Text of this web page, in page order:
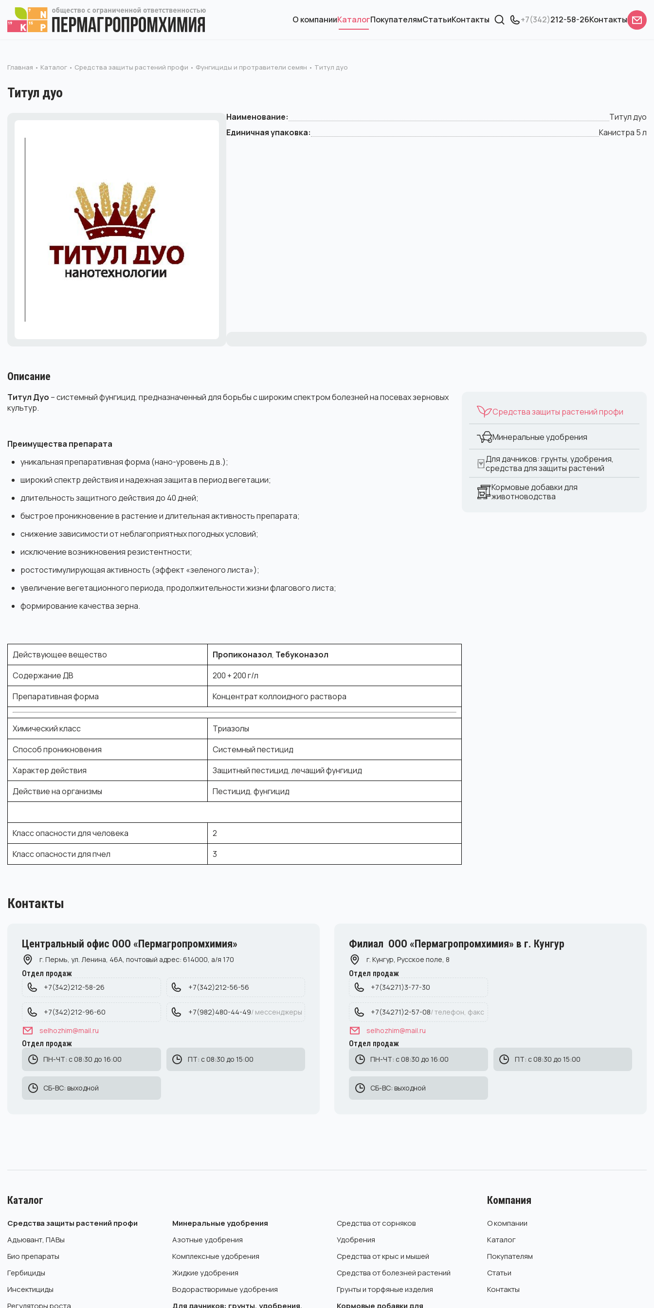
О компанииКаталогПокупателямСтатьиКонтакты +7(342)212-58-26Контакты
Главная Каталог Средства защиты растений профи Фунгициды и протравители семян Титул дуо
Титул дуо
Наименование:
Титул дуо
Единичная упаковка:
Канистра 5 л
Описание
Титул Дуо – системный фунгицид, предназначенный для борьбы с широким спектром болезней на посевах зерновых
культур.
Преимущества препарата
уникальная препаративная форма (нано-уровень д.в.);
широкий спектр действия и надежная защита в период вегетации;
длительность защитного действия до 40 дней;
быстрое проникновение в растение и длительная активность препарата;
снижение зависимости от неблагоприятных погодных условий;
исключение возникновения резистентности;
ростостимулирующая активность (эффект «зеленого листа»);
увеличение вегетационного периода, продолжительности жизни флагового листа;
формирование качества зерна.
Действующее вещество Пропиконазол, Тебуконазол
Содержание ДВ
200 + 200 г/л
Препаративная форма
Концентрат коллоидного раствора
Химический класс
Триазолы
Способ проникновения
Системный пестицид
Характер действия
Защитный пестицид, лечащий фунгицид
Действие на организмы
Пестицид, фунгицид
Класс опасности для человека
2
Класс опасности для пчел
3
Средства защиты растений профи
Минеральные удобрения
Для дачников: грунты, удобрения,
средства для защиты растений
Кормовые добавки для
животноводства
Контакты
Центральный офис ООО «Пермагропромхимия»
г. Пермь, ул. Ленина, 46А, почтовый адрес: 614000, а/я 170
Отдел продаж
+7(342)212-58-26
+7(342)212-56-56
+7(342)212-96-60 +7(982)480-44-49/ мессенджеры
selhozhim@mail.ru
Отдел продаж
ПН-ЧТ: с 08:30 до 16:00
ПТ: с 08:30 до 15:00
СБ-ВС: выходной
Филиал ООО «Пермагропромхимия» в г. Кунгур
г. Кунгур, Русское поле, 8
Отдел продаж
+7(34271)3-77-30
+7(34271)2-57-08/ телефон, факс
selhozhim@mail.ru
Отдел продаж
ПН-ЧТ: с 08:30 до 16:00
ПТ: с 08:30 до 15:00
СБ-ВС: выходной
Каталог
Средства защиты растений профи
Адъювант, ПАВы
Био препараты
Гербициды
Инсектициды
Регуляторы роста
Минеральные удобрения
Азотные удобрения
Комплексные удобрения
Жидкие удобрения
Водорастворимые удобрения
Для дачников: грунты, удобрения,
Средства от сорняков
Удобрения
Средства от крыс и мышей
Средства от болезней растений
Грунты и торфяные изделия
Кормовые добавки для
Компания
О компании
Каталог
Покупателям
Статьи
Контакты